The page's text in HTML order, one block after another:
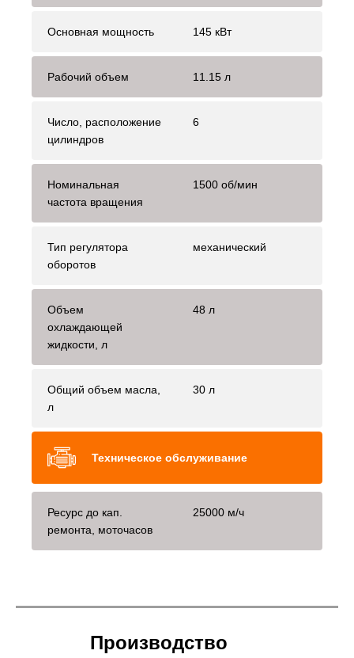
Основная мощность 145 кВт
Рабочий объем 11.15 л
Число, расположение
цилиндров
6
Номинальная
частота вращения
1500 об/мин
Тип регулятора
оборотов
механический
Объем
охлаждающей
жидкости, л
48 л
Общий объем масла,
л
30 л
Техническое обслуживание
Ресурс до кап.
ремонта, моточасов
25000 м/ч
Производство